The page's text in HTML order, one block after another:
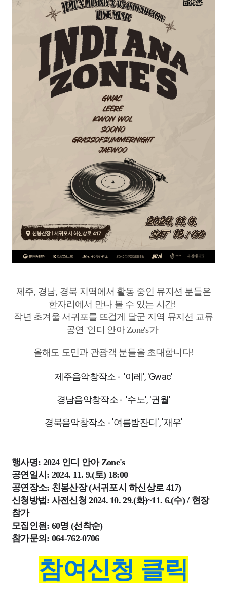
제주, 경남, 경북 지역에서 활동 중인 뮤지션 분들은
한자리에서 만나 볼 수 있는 시간!
작년 초겨울 서귀포를 뜨겁게 달군 지역 뮤지션 교류
공연 '인디 안아 Zone's'가
올해도 도민과 관광객 분들을 초대합니다!
제주음악창작소 - '이레', 'Gwac'
경남음악창작소 - '수노', '권월'
경북음악창작소 - '여름밤잔디', '재우'
행사명: 2024 인디 안아 Zone's
공연일시: 2024. 11. 9.(토) 18:00
공연장소: 친봉산장 (서귀포시 하신상로 417)
신청방법: 사전신청 2024. 10. 29.(화)~11. 6.(수) / 현장
참가
모집인원: 60명 (선착순)
참가문의: 064-762-0706
참여신청 클릭